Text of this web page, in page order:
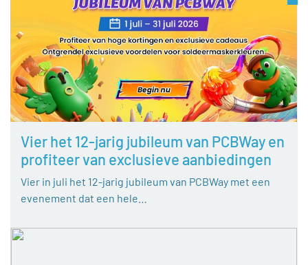
Vier het 12-jarig jubileum van PCBWay en
profiteer van exclusieve aanbiedingen
Vier in juli het 12-jarig jubileum van PCBWay met een
evenement dat een hele…